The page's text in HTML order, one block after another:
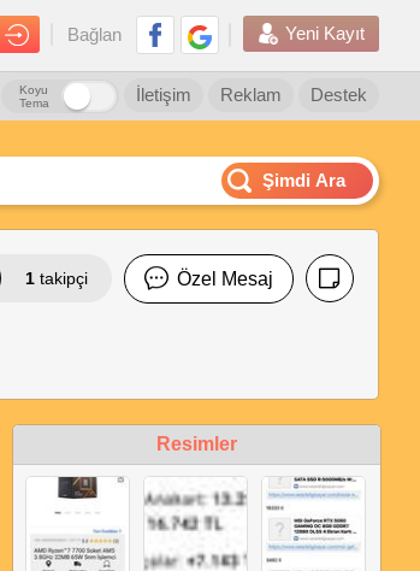
Bağlan Yeni Kayıt
Destek
Reklam
İletişim
Koyu
Tema
Şimdi Ara
1 takipçi Özel Mesaj
Resimler